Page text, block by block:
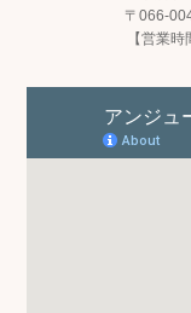
〒066-
【営業